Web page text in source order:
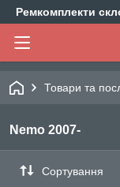
Ремкомплекти
Товари та
Nemo 2007-
Сортування